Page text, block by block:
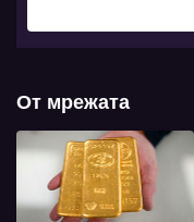
От мрежата